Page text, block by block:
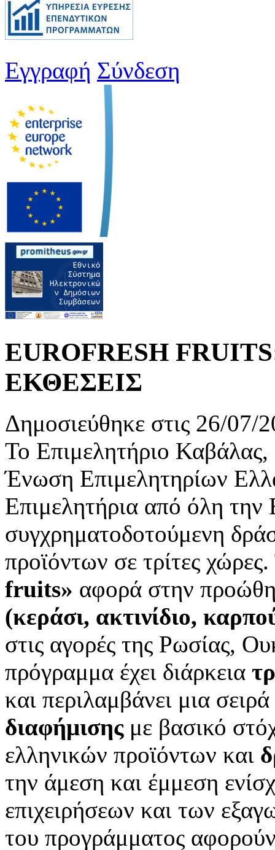
Εγγραφή Σύνδεση
EUROFRESH
ΕΚΘΕΣΕΙΣ
Δημοσιεύθηκε στις 26/07/
Το Επιμελητήριο Καβάλας,
Ένωση Επιμελητηρίων
Επιμελητήρια από όλη την
συγχρηματοδοτούμενη
προϊόντων σε τρίτες
fruits» αφορά στην
(κεράσι, ακτινίδιο,
στις αγορές της Ρωσίας,
πρόγραμμα έχει διάρκεια
και περιλαμβάνει μια
διαφήμισης με βασικό
ελληνικών προϊόντων και
την άμεση και έμμεση
επιχειρήσεων και των
του προγράμματος